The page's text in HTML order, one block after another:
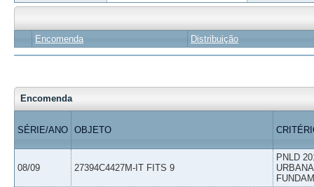
Encomenda Distribuição
Encomenda
SÉRIE/ANO OBJETO
08/09 27394C4427M-IT FITS 9
PNLD